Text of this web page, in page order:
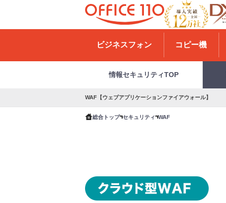
H
e
ビジネスフォン コピー機
情報セキュリティTOP
WAF【ウェブアプリケーションファイアウォール】
総合トップ セキュリティ WAF